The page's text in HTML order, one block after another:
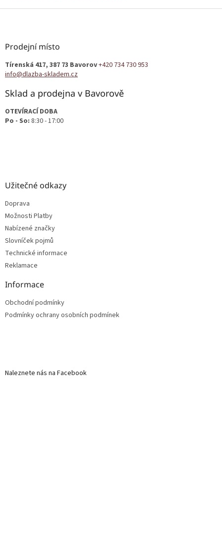
Z
Prodejní místo
Tírenská 417, 387 73 Bavorov+420 734 730 953
info@dlazba-skladem.cz
Sklad a prodejna v Bavorově
OTEVÍRACÍ DOBA
Po - So: 8:30 - 17:00
Užitečné odkazy
Doprava
Možnosti Platby
Nabízené značky
Slovníček pojmů
Technické informace
Reklamace
Informace
Obchodní podmínky
Podmínky ochrany osobních podmínek
Naleznete nás na Facebook